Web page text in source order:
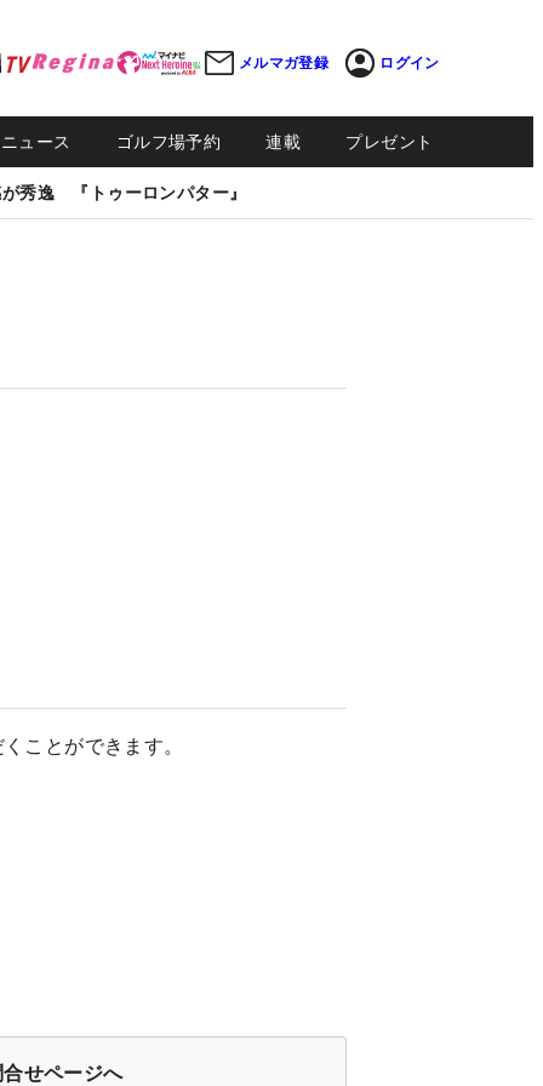
メルマガ登録 ログイン
ュース ゴルフ場予約 連載 プレゼント
秀逸 『トゥーロンパター』
ことができます。
合せページへ